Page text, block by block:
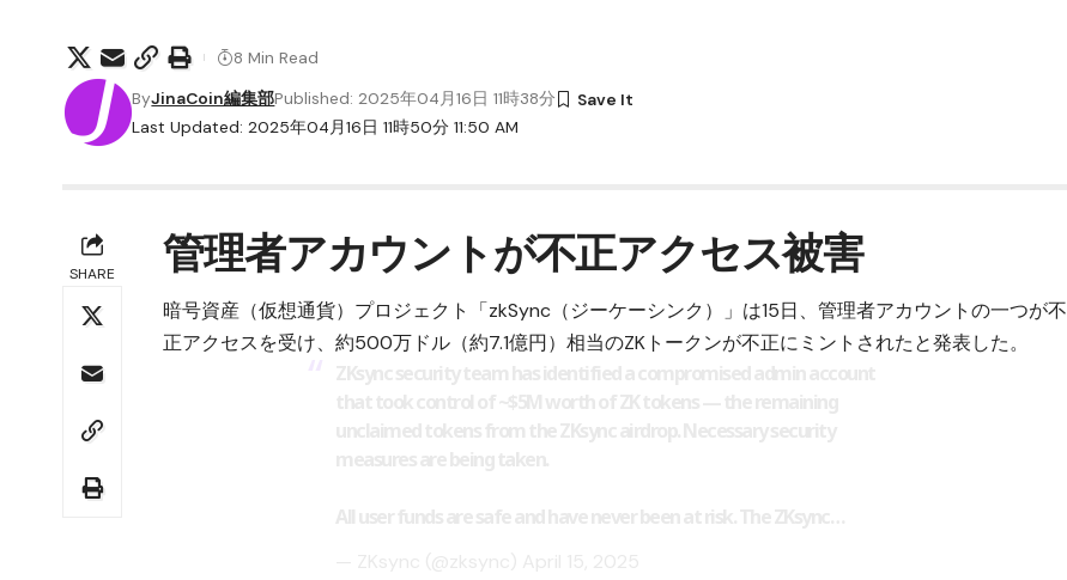
Last Updated: 2025年04月16日 11時50分 11:50 AM
ByJinaCoin編集部Published: 2025年04月16日 11時38分
8 Min Read
SHARE 管理者アカウントが不正アクセス被害
暗号資産（仮想通貨）プロジェクト「zkSync（ジーケーシンク）」は15日、管理者アカウントの一つが不
正アクセスを受け、約500万ドル（約7.1億円）相当のZKトークンが不正にミントされたと発表した。